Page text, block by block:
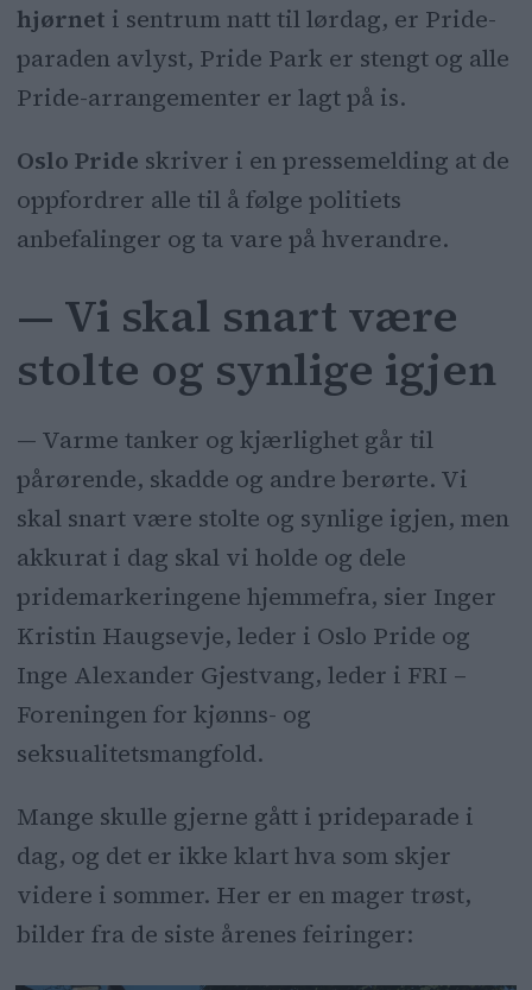
hjørnet i sentrum natt til lørdag, er Pride-
paraden avlyst, Pride Park er stengt og alle
Pride-arrangementer er lagt på is.
Oslo Pride skriver i en pressemelding at de
oppfordrer alle til å følge politiets
anbefalinger og ta vare på hverandre.
— Vi skal snart være
stolte og synlige igjen
— Varme tanker og kjærlighet går til
pårørende, skadde og andre berørte. Vi
skal snart være stolte og synlige igjen, men
akkurat i dag skal vi holde og dele
pridemarkeringene hjemmefra, sier Inger
Kristin Haugsevje, leder i Oslo Pride og
Inge Alexander Gjestvang, leder i FRI –
Foreningen for kjønns- og
seksualitetsmangfold.
Mange skulle gjerne gått i prideparade i
dag, og det er ikke klart hva som skjer
videre i sommer. Her er en mager trøst,
bilder fra de siste årenes feiringer: